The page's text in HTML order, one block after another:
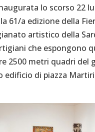
lo scorso 22
61/a edizione della
artistico della
che espongono
2500 metri quadri del
edificio di piazza